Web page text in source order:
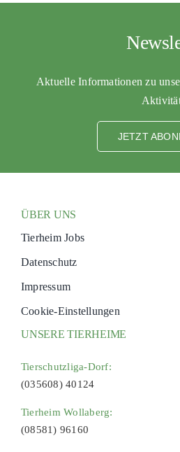
Aktuelle Informationen zu
JETZT
ÜBER UNS
Tierheim Jobs
Datenschutz
Impressum
Cookie-Einstellungen
UNSERE TIERHEIME
Tierschutzliga-Dorf:
(035608) 40124
Tierheim Wollaberg:
(08581) 96160